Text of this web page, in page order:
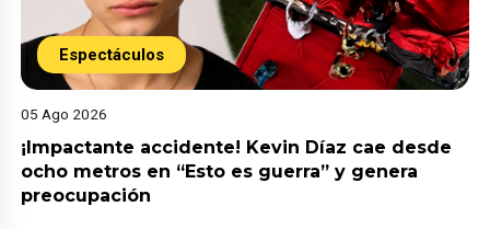
Espectáculos
05 Ago 2026
¡Impactante accidente! Kevin Díaz cae desde
ocho metros en “Esto es guerra” y genera
preocupación